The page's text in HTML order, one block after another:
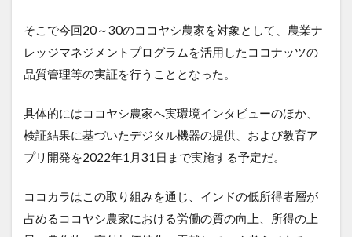
そこで今回20～30のココヤシ農家を対象として、農業ナ
レッジマネジメントプログラムを活用したココナッツの
品質管理等の実証を行うこととなった。
具体的にはココヤシ農家へ実環境インタビューのほか、
検証結果に基づいたデジタル機器の提供、および教育ア
プリ開発を2022年1月31日まで実施する予定だ。
ココカラはこの取り組みを通じ、インドの低所得者層が
占めるココヤシ農家における労働の質の向上、所得の上